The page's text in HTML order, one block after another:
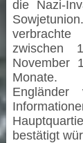
die Nazi-
zwischen
November
Engländer
bestätigt